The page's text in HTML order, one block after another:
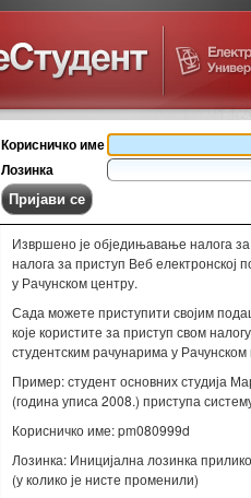
Корисничко име
Лозинка
Извршено је обједињавање налога
налога за приступ Веб електронској
у Рачунском центру.
Сада можете приступити својим
које користите за приступ свом
студентским рачунарима у Рачунском
Пример: студент основних студија
(година уписа 2008.) приступа
Корисничко име: pm080999d
Лозинка: Иницијална лозинка
(у колико је нисте променили)